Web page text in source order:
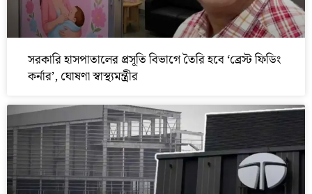
সরকারি হাসপাতালের প্রসূতি বিভাগে তৈরি হবে ‘ব্রেস্ট ফিডিং
কর্নার’, ঘোষণা স্বাস্থ্যমন্ত্রীর